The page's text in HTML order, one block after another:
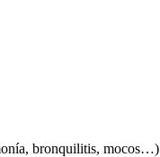
bronquilitis, mocos…)